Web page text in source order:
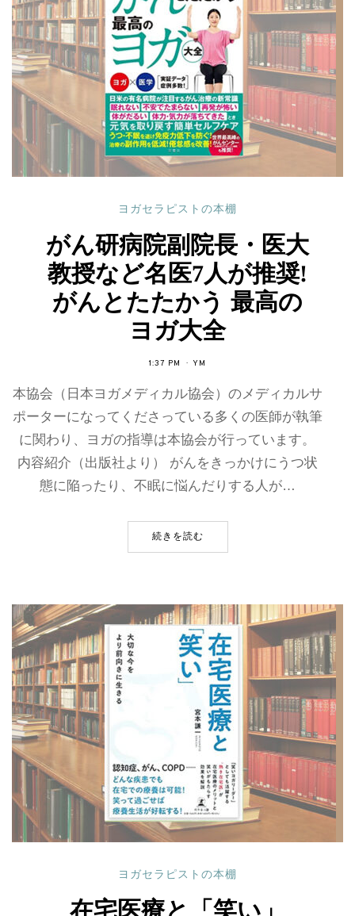
ヨガセラピストの本棚
がん研病院副院長・医大
教授など名医7人が推奨!
がんとたたかう 最高の
ヨガ大全
1:37 PM YM
本協会（日本ヨガメディカル協会）のメディカルサ
ポーターになってくださっている多くの医師が執筆
に関わり、ヨガの指導は本協会が行っています。
内容紹介（出版社より） がんをきっかけにうつ状
態に陥ったり、不眠に悩んだりする人が…
続きを読む
ヨガセラピストの本棚
在宅医療と「笑い」